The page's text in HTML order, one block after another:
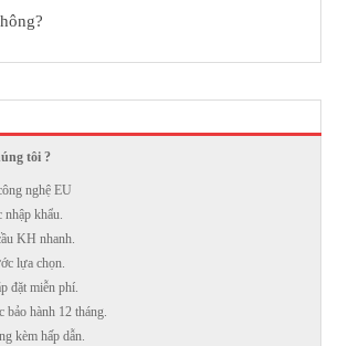
tôi ?
nghệ EU
khẩu.
KH nhanh.
lựa chọn.
đặt miễn phí.
bảo hành 12 tháng.
kèm hấp dẫn.